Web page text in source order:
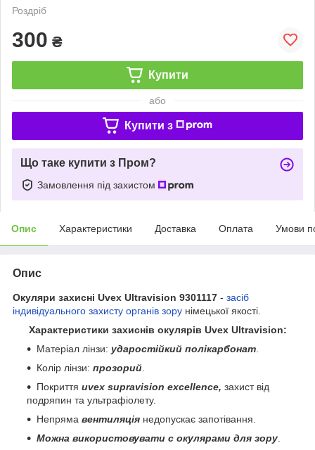
Роздріб
300 ₴
Купити
або
Купити з
Що таке купити з Пром?
Замовлення під захистом
Опис Характеристики Доставка Оплата Умови
Опис
Окуляри захисні Uvex Ultravision 9301117 - засіб
індивідуального захисту органів зору німецької якості.
Характеристики захиснів окулярів Uvex Ultravision:
Матеріал лінзи: ударостійкий полікарбонат
Колір лінзи: прозорий
Покриття uvex supravision excellence, захист від
подряпин та ультрафіолету.
Непряма вентиляція недопускає запотівання.
Можна використовувати с окулярами для зору